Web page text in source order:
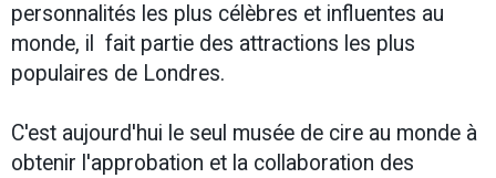
personnalités les plus célèbres et influentes au
monde, il fait partie des attractions les plus
populaires de Londres.
C'est aujourd'hui le seul musée de cire au monde à
obtenir l'approbation et la collaboration des